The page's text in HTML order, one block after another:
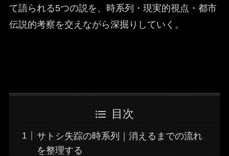
て語られる5つの説を、時系列・現実的視点・都市
伝説的考察を交えながら深掘りしていく。
目次
サトシ失踪の時系列｜消えるまでの流れ
を整理する